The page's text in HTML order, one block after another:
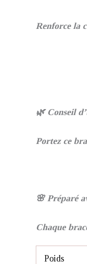
Renforce la
🌿 Conseil
Portez ce
🌸 Préparé
Chaque
Poids